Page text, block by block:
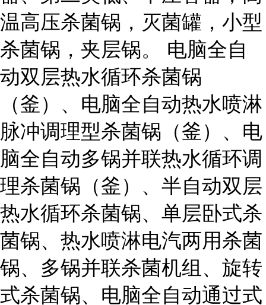
温高压杀菌锅，灭菌罐，小型
杀菌锅，夹层锅。 电脑全自
动双层热水循环杀菌锅
（釜）、电脑全自动热水喷淋
脉冲调理型杀菌锅（釜）、电
脑全自动多锅并联热水循环调
理杀菌锅（釜）、半自动双层
热水循环杀菌锅、单层卧式杀
菌锅、热水喷淋电汽两用杀菌
锅、多锅并联杀菌机组、旋转
式杀菌锅、电脑全自动通过式